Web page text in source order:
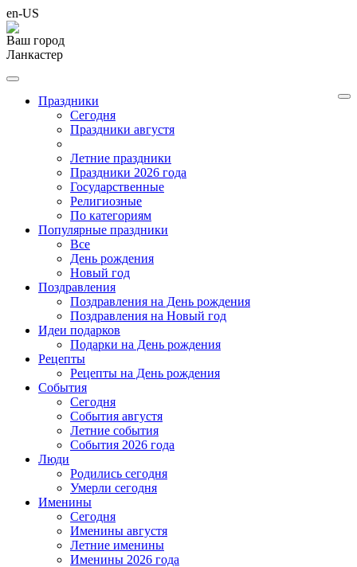
en-US
Ваш город
Ланкастер
Праздники
Cегодня
Праздники августя
Летние праздники
Праздники 2026 года
Государственные
Религиозные
По категориям
Популярные праздники
Все
День рождения
Новый год
Поздравления
Поздравления на День рождения
Поздравления на Новый год
Идеи подарков
Подарки на День рождения
Рецепты
Рецепты на День рождения
События
Cегодня
События августя
Летние события
События 2026 года
Люди
Родились сегодня
Умерли сегодня
Именины
Cегодня
Именины августя
Летние именины
Именины 2026 года